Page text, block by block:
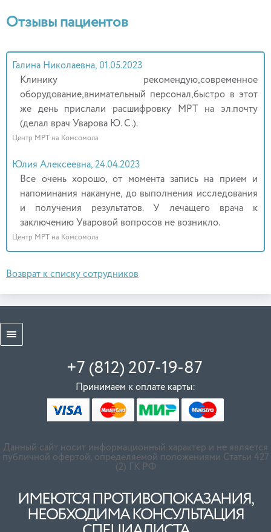
Отзывы пациентов
Галина Николаевна, 01.05.2023
Клинику рекомендую,современное
оборудование,внимательный персонал,быстро в этот
же день прислали расшифровку МРТ на эл.почту
(делал врач Уварова Ю. С.).
Центр МРТ на Комсомола
Юлия Алексеевна, 24.04.2023
Все очень хорошо, от момента запись на прием и
напоминания накануне, до выполнения исследования
и получения результатов. У лечащего врача к
заключению Уваровой вопросов не возникло.
Центр МРТ на Комсомола
Возврат к списку сотрудников
+7 (812) 207-19-87
Принимаем к оплате карты:
Данный сайт носит информационный характер и не является
публичной офертой, определяемой положениями Статьи 427
(2) ГК РФ
ИМЕЮТСЯ ПРОТИВОПОКАЗАНИЯ,
НЕОБХОДИМА КОНСУЛЬТАЦИЯ